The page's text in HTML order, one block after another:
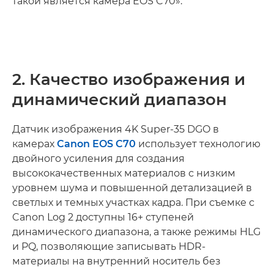
2. Качество изображения и
динамический диапазон
Датчик изображения 4K Super-35 DGO в
камерах Canon EOS C70 использует технологию
двойного усиления для создания
высококачественных материалов с низким
уровнем шума и повышенной детализацией в
светлых и темных участках кадра. При съемке с
Canon Log 2 доступны 16+ ступеней
динамического диапазона, а также режимы HLG
и PQ, позволяющие записывать HDR-
материалы на внутренний носитель без